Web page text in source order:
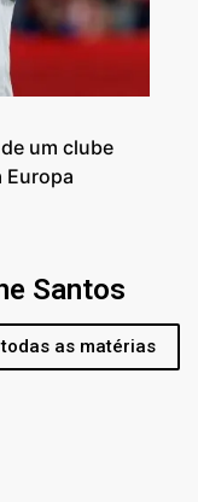
um clube
Europa
Santos
as matérias